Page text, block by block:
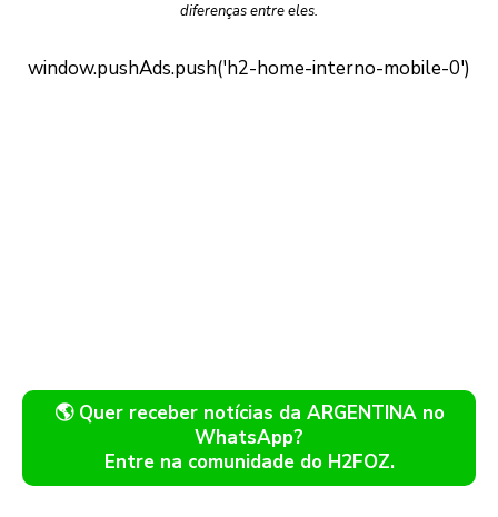
diferenças entre eles.
🌎 Quer receber notícias da ARGENTINA no
WhatsApp?
Entre na comunidade do H2FOZ.